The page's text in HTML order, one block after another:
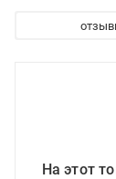
На этот